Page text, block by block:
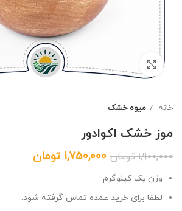
برای بزرگنمایی کلیک کنید
خانه میوه خشک
موز خشک اکوادور
1,900,000 تومان 1,750,000 تومان
وزن:‌یک کیلوگرم
لطفا برای خرید عمده تماس گرفته شود.